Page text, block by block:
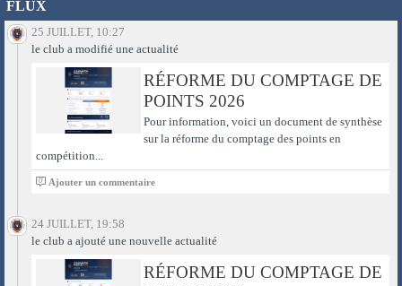
FLUX
25 JUILLET, 10:27
le club a modifié une actualité
RÉFORME DU COMPTAGE DE
POINTS 2026
Pour information, voici un document de synthèse
sur la réforme du comptage des points en
compétition...
0 Ajouter un commentaire
24 JUILLET, 19:58
le club a ajouté une nouvelle actualité
RÉFORME DU COMPTAGE DE